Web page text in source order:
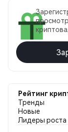
Рейтинг
Тренды
Новые
Лидеры роста